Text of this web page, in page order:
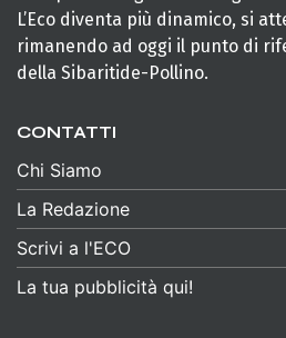
L’Eco diventa più dinamico, si
rimanendo ad oggi il punto di
della Sibaritide-Pollino.
CONTATTI
Chi Siamo
La Redazione
Scrivi a l'ECO
La tua pubblicità qui!